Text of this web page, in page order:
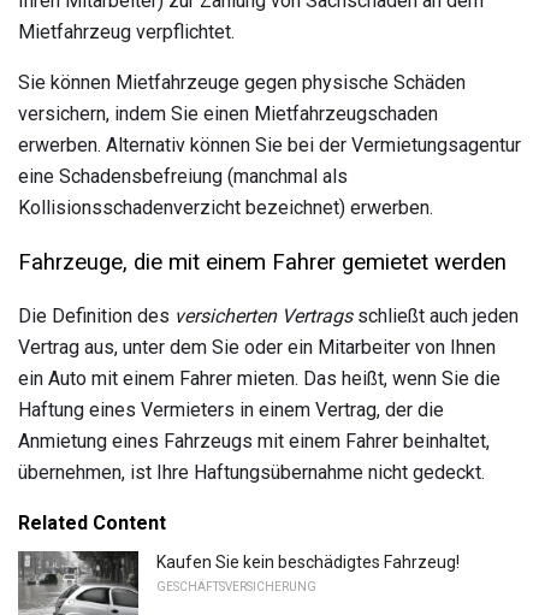
Mietfahrzeug verpflichtet.
Sie können Mietfahrzeuge gegen physische Schäden
versichern, indem Sie einen Mietfahrzeugschaden
erwerben. Alternativ können Sie bei der Vermietungsagentur
eine Schadensbefreiung (manchmal als
Kollisionsschadenverzicht bezeichnet) erwerben.
Fahrzeuge, die mit einem Fahrer gemietet werden
Die Definition des versicherten Vertragsschließt auch jeden
Vertrag aus, unter dem Sie oder ein Mitarbeiter von Ihnen
ein Auto mit einem Fahrer mieten. Das heißt, wenn Sie die
Haftung eines Vermieters in einem Vertrag, der die
Anmietung eines Fahrzeugs mit einem Fahrer beinhaltet,
übernehmen, ist Ihre Haftungsübernahme nicht gedeckt.
Related Content
Kaufen Sie kein beschädigtes Fahrzeug!
GESCHÄFTSVERSICHERUNG